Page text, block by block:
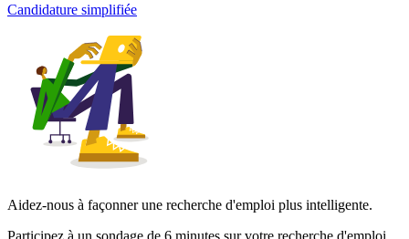
Candidature simplifiée
Aidez-nous à façonner une recherche d'emploi plus intelligente.
Participez à un sondage de 6 minutes sur votre recherche d'emploi